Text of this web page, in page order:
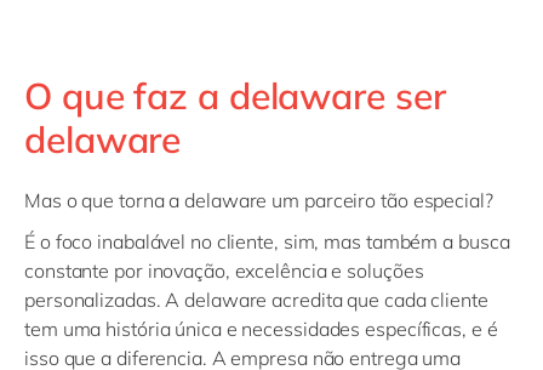
O que faz a delaware ser
delaware
Mas o que torna a delaware um parceiro tão especial?
É o foco inabalável no cliente, sim, mas também a busca
constante por inovação, excelência e soluções
personalizadas. A delaware acredita que cada cliente
tem uma história única e necessidades específicas, e é
isso que a diferencia. A empresa não entrega uma